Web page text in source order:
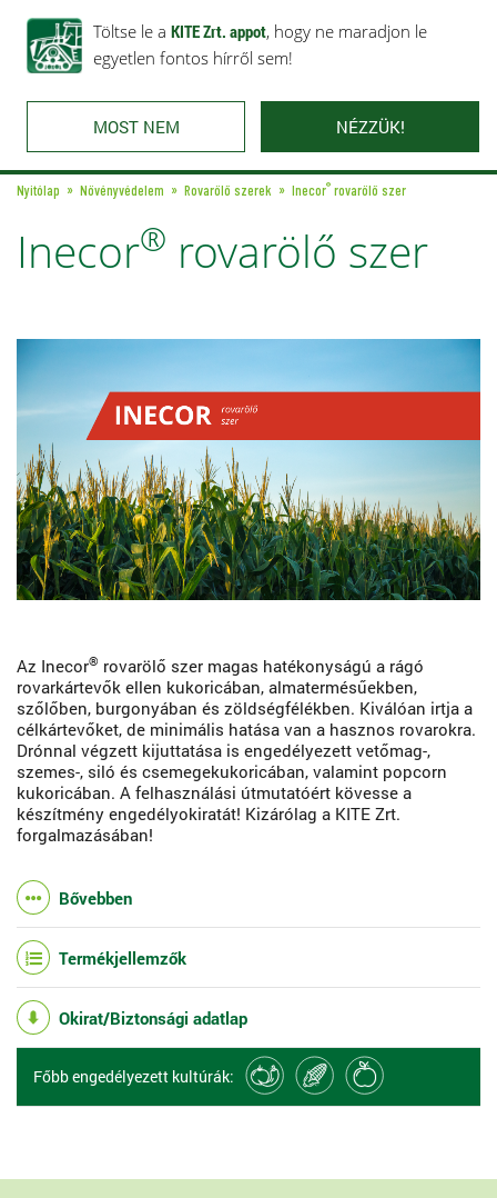
Töltse le a KITE Zrt. appot, hogy ne maradjon le
egyetlen fontos hírről sem!
MOST NEM NÉZZÜK!
Rólunk Ajánlataink Karrier Kapcsolat
Nyitólap Növényvédelem Rovarölő szerek Inecor® rovarölő szer
Inecor® rovarölő szer
Az Inecor® rovarölő szer magas hatékonyságú a rágó
rovarkártevők ellen kukoricában, almatermésűekben,
szőlőben, burgonyában és zöldségfélékben. Kiválóan irtja a
célkártevőket, de minimális hatása van a hasznos rovarokra.
Drónnal végzett kijuttatása is engedélyezett vetőmag-,
szemes-, siló és csemegekukoricában, valamint popcorn
kukoricában. A felhasználási útmutatóért kövesse a
készítmény engedélyokiratát! Kizárólag a KITE Zrt.
forgalmazásában!
Bővebben
Termékjellemzők
Okirat/Biztonsági adatlap
Főbb engedélyezett kultúrák: